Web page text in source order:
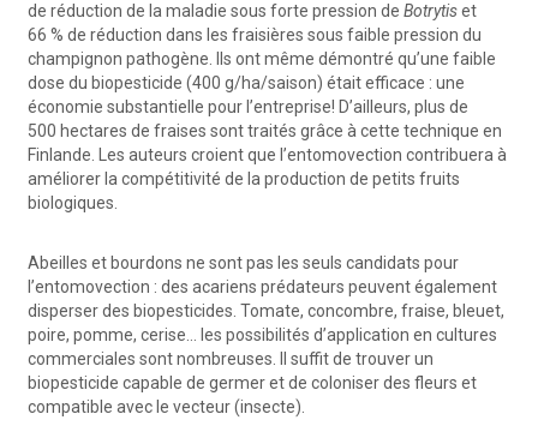
de réduction de la maladie sous forte pression de Botrytiset
66 % de réduction dans les fraisières sous faible pression du
champignon pathogène. Ils ont même démontré qu’une faible
dose du biopesticide (400 g/ha/saison) était efficace : une
économie substantielle pour l’entreprise! D’ailleurs, plus de
500 hectares de fraises sont traités grâce à cette technique en
Finlande. Les auteurs croient que l’entomovection contribuera à
améliorer la compétitivité de la production de petits fruits
biologiques.
Abeilles et bourdons ne sont pas les seuls candidats pour
l’entomovection : des acariens prédateurs peuvent également
disperser des biopesticides. Tomate, concombre, fraise, bleuet,
poire, pomme, cerise… les possibilités d’application en cultures
commerciales sont nombreuses. Il suffit de trouver un
biopesticide capable de germer et de coloniser des fleurs et
compatible avec le vecteur (insecte).